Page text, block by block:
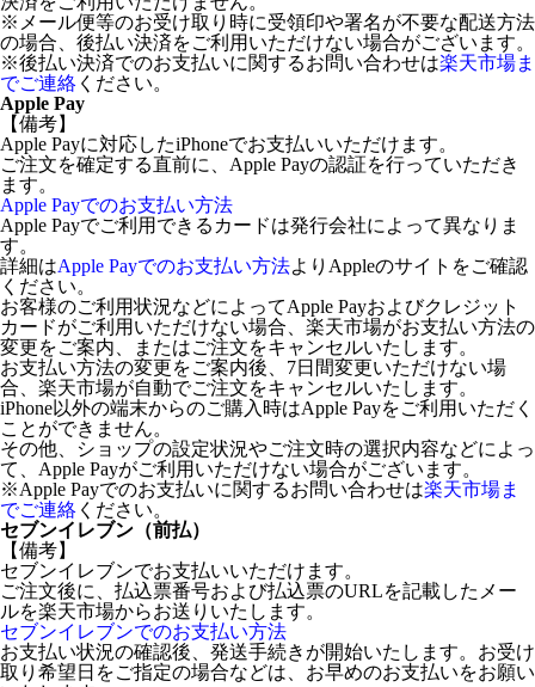
※メール便等のお受け取り時に受領印や署名が不要な配送方法
の場合、後払い決済をご利用いただけない場合がございます。
※後払い決済でのお支払いに関するお問い合わせは楽天市場ま
でご連絡 ください。
Apple Pay
【備考】
Apple Payに対応したiPhoneでお支払いいただけます。
ご注文を確定する直前に、Apple Payの認証を行っていただき
ます。
Apple Payでのお支払い方法
Apple Payでご利用できるカードは発行会社によって異なりま
す。
詳細はApple Payでのお支払い方法よりAppleのサイトをご確認
ください。
お客様のご利用状況などによってApple Payおよびクレジット
カードがご利用いただけない場合、楽天市場がお支払い方法の
変更をご案内、またはご注文をキャンセルいたします。
お支払い方法の変更をご案内後、7日間変更いただけない場
合、楽天市場が自動でご注文をキャンセルいたします。
iPhone以外の端末からのご購入時はApple Payをご利用いただく
ことができません。
その他、ショップの設定状況やご注文時の選択内容などによっ
て、Apple Payがご利用いただけない場合がございます。
※Apple Payでのお支払いに関するお問い合わせは楽天市場ま
でご連絡 ください。
セブンイレブン（前払）
【備考】
セブンイレブンでお支払いいただけます。
ご注文後に、払込票番号および払込票のURLを記載したメー
ルを楽天市場からお送りいたします。
セブンイレブンでのお支払い方法
お支払い状況の確認後、発送手続きが開始いたします。お受け
取り希望日をご指定の場合などは、お早めのお支払いをお願い